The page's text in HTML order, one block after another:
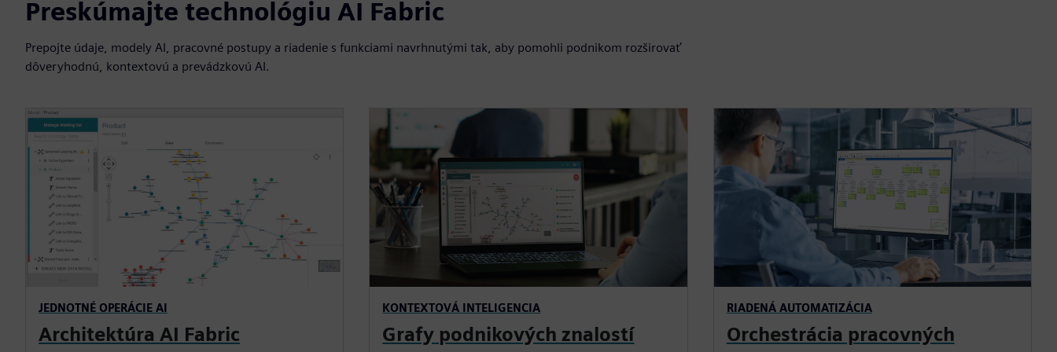
Preskúmajte technológiu AI Fabric
Prepojte údaje, modely AI, pracovné postupy a riadenie s funkciami navrhnutými tak, aby pomohli podnikom rozširovať
dôveryhodnú, kontextovú a prevádzkovú AI.
JEDNOTNÉ OPERÁCIE AI
Architektúra AI Fabric
KONTEXTOVÁ INTELIGENCIA
Grafy podnikových znalostí
RIADENÁ AUTOMATIZÁCIA
Orchestrácia pracovných